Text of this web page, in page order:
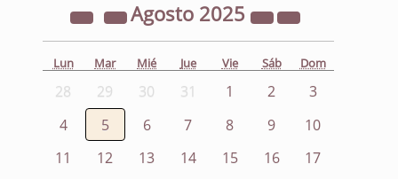
Agosto 2025
Lun Mar Mié Jue Vie Sáb Dom
28 29 30 31 1 2
3
4
5 6 7 8 9
10
11
12 13 14 15 16
17